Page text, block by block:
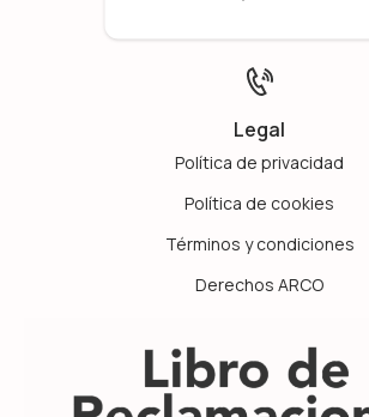
Legal
Política de privacidad
Política de cookies
Términos y condiciones
Derechos ARCO